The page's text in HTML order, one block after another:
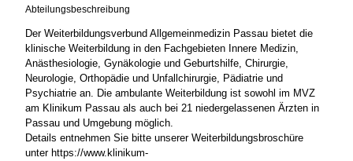
Abteilungsbeschreibung
Der Weiterbildungsverbund Allgemeinmedizin Passau bietet die
klinische Weiterbildung in den Fachgebieten Innere Medizin,
Anästhesiologie, Gynäkologie und Geburtshilfe, Chirurgie,
Neurologie, Orthopädie und Unfallchirurgie, Pädiatrie und
Psychiatrie an. Die ambulante Weiterbildung ist sowohl im MVZ
am Klinikum Passau als auch bei 21 niedergelassenen Ärzten in
Passau und Umgebung möglich.
Details entnehmen Sie bitte unserer Weiterbildungsbroschüre
unter https://www.klinikum-